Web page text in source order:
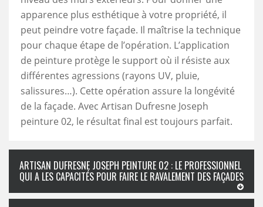
apparence plus esthétique à votre propriété, il
peut peindre votre façade. Il maîtrise la technique
pour chaque étape de l’opération. L’application
de peinture protège le support où il résiste aux
différentes agressions (rayons UV, pluie,
salissures…). Cette opération assure la longévité
de la façade. Avec Artisan Dufresne Joseph
peinture 02, le résultat final est toujours parfait.
ARTISAN DUFRESNE JOSEPH PEINTURE 02 : LE PROFESSIONNEL
QUI A LES CAPACITÉS POUR FAIRE LE RAVALEMENT DES FAÇADES